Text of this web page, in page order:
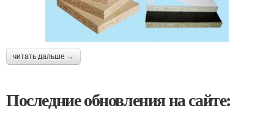
читать дальше →
Последние обновления на сайте: